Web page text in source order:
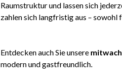
Raumstruktur und lassen sich
zahlen sich langfristig aus – sowohl
Entdecken auch Sie unsere
modern und gastfreundlich.